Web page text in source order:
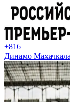
+816
Динамо